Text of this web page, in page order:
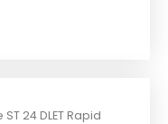
24 DLET Rapid